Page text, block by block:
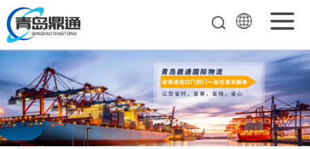
矿产品进口报关
清关
农副产品进口报
关清关
水产冻品进口报